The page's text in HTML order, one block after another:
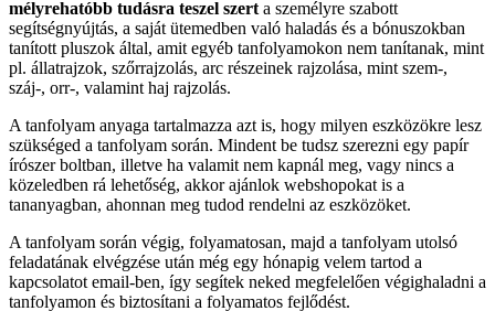
mélyrehatóbb tudásra teszel szert a személyre szabott
segítségnyújtás, a saját ütemedben való haladás és a bónuszokban
tanított pluszok által, amit egyéb tanfolyamokon nem tanítanak, mint
pl. állatrajzok, szőrrajzolás, arc részeinek rajzolása, mint szem-,
száj-, orr-, valamint haj rajzolás.
A tanfolyam anyaga tartalmazza azt is, hogy milyen eszközökre lesz
szükséged a tanfolyam során. Mindent be tudsz szerezni egy papír
írószer boltban, illetve ha valamit nem kapnál meg, vagy nincs a
közeledben rá lehetőség, akkor ajánlok webshopokat is a
tananyagban, ahonnan meg tudod rendelni az eszközöket.
A tanfolyam során végig, folyamatosan, majd a tanfolyam utolsó
feladatának elvégzése után még egy hónapig velem tartod a
kapcsolatot email-ben, így segítek neked megfelelően végighaladni a
tanfolyamon és biztosítani a folyamatos fejlődést.